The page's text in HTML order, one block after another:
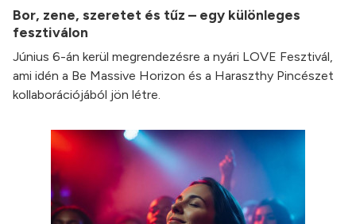
Bor, zene, szeretet és tűz – egy különleges
fesztiválon
Június 6-án kerül megrendezésre a nyári LOVE Fesztivál,
ami idén a Be Massive Horizon és a Haraszthy Pincészet
kollaborációjából jön létre.